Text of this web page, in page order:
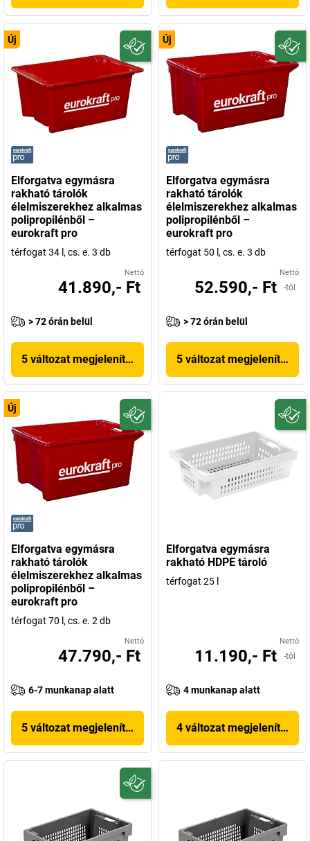
Új
Elforgatva egymásra
rakható tárolók
élelmiszerekhez alkalmas
polipropilénből –
eurokraft pro
térfogat 34 l, cs. e. 3 db
Nettó
41.890,- Ft
> 72 órán belül
5 változat megjelenítése
Új
Elforgatva egymásra
rakható tárolók
élelmiszerekhez alkalmas
polipropilénből –
eurokraft pro
térfogat 50 l, cs. e. 3 db
Nettó
52.590,- Ft -tól
> 72 órán belül
5 változat megjelenítése
Új
Elforgatva egymásra
rakható tárolók
élelmiszerekhez alkalmas
polipropilénből –
eurokraft pro
térfogat 70 l, cs. e. 2 db
Nettó
47.790,- Ft
6-7 munkanap alatt
5 változat megjelenítése
Elforgatva egymásra
rakható HDPE tároló
térfogat 25 l
Nettó
11.190,- Ft -tól
4 munkanap alatt
4 változat megjelenítése